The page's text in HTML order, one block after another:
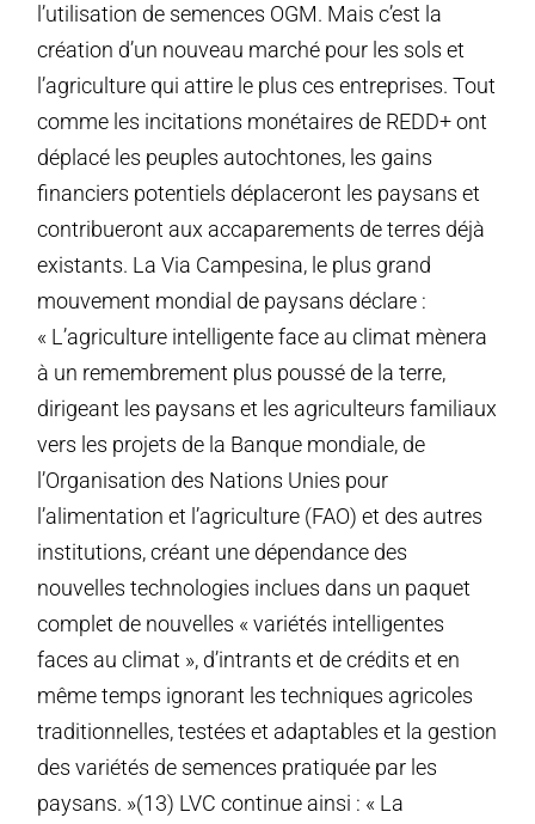
l’utilisation de semences OGM. Mais c’est la
création d’un nouveau marché pour les sols et
l’agriculture qui attire le plus ces entreprises. Tout
comme les incitations monétaires de REDD+ ont
déplacé les peuples autochtones, les gains
financiers potentiels déplaceront les paysans et
contribueront aux accaparements de terres déjà
existants. La Via Campesina, le plus grand
mouvement mondial de paysans déclare :
« L’agriculture intelligente face au climat mènera
à un remembrement plus poussé de la terre,
dirigeant les paysans et les agriculteurs familiaux
vers les projets de la Banque mondiale, de
l’Organisation des Nations Unies pour
l’alimentation et l’agriculture (FAO) et des autres
institutions, créant une dépendance des
nouvelles technologies inclues dans un paquet
complet de nouvelles « variétés intelligentes
faces au climat », d’intrants et de crédits et en
même temps ignorant les techniques agricoles
traditionnelles, testées et adaptables et la gestion
des variétés de semences pratiquée par les
paysans. »(13) LVC continue ainsi : « La